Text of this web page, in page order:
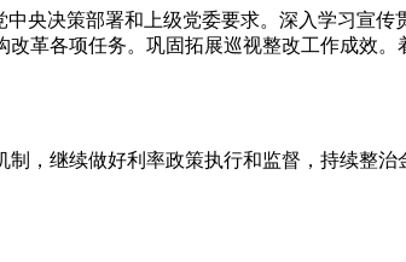
央决策部署和上级党委要求。深入学习宣
革各项任务。巩固拓展巡视整改工作成效。
，继续做好利率政策执行和监督，持续整治